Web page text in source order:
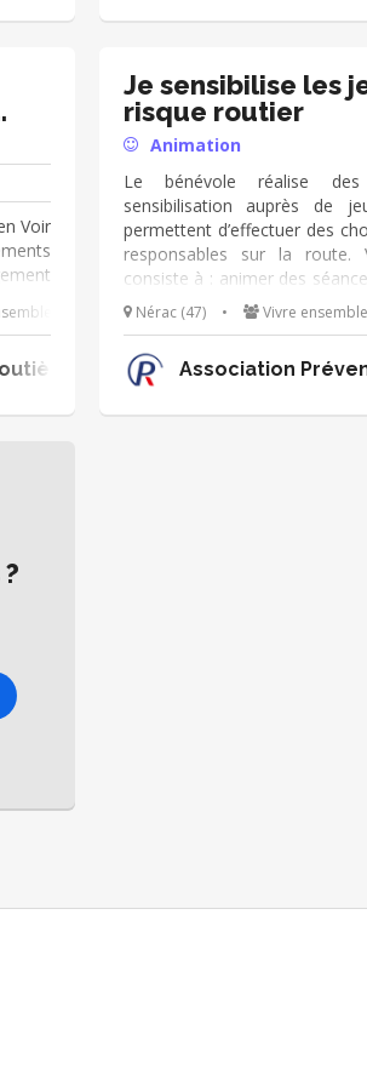
un
20
Voir
en
Nouvelle-Aquitaine
Je sensibilise les
risque routier
Animation
Le bénévole réalise
sensibilisation auprès de
permettent d’effectuer des
responsables sur la route.
consiste à : animer des
prise de parole et
sensibiliser autour d’ateliers
de simulation informer sur
tels que le risque à la
Nérac (47) • Vivre ensemble
Association